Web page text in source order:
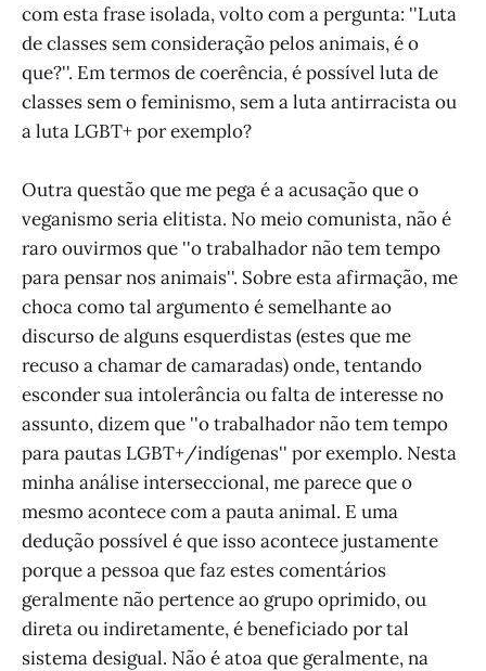
com esta frase isolada, volto com a pergunta: ''Luta
de classes sem consideração pelos animais, é o
que?''. Em termos de coerência, é possível luta de
classes sem o feminismo, sem a luta antirracista ou
a luta LGBT+ por exemplo?
Outra questão que me pega é a acusação que o
veganismo seria elitista. No meio comunista, não é
raro ouvirmos que ''o trabalhador não tem tempo
para pensar nos animais''. Sobre esta afirmação, me
choca como tal argumento é semelhante ao
discurso de alguns esquerdistas (estes que me
recuso a chamar de camaradas) onde, tentando
esconder sua intolerância ou falta de interesse no
assunto, dizem que ''o trabalhador não tem tempo
para pautas LGBT+/indígenas'' por exemplo. Nesta
minha análise interseccional, me parece que o
mesmo acontece com a pauta animal. E uma
dedução possível é que isso acontece justamente
porque a pessoa que faz estes comentários
geralmente não pertence ao grupo oprimido, ou
direta ou indiretamente, é beneficiado por tal
sistema desigual. Não é atoa que geralmente, na